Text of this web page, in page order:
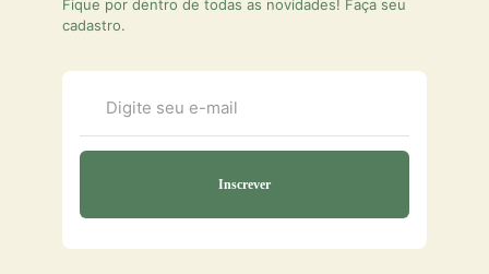
Fique por dentro de todas as novidades! Faça seu
cadastro.